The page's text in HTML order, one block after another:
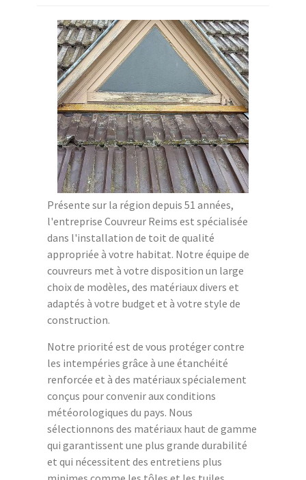
Présente sur la région depuis 51 années,
l'entreprise Couvreur Reims est spécialisée
dans l'installation de toit de qualité
appropriée à votre habitat. Notre équipe de
couvreurs met à votre disposition un large
choix de modèles, des matériaux divers et
adaptés à votre budget et à votre style de
construction.
Notre priorité est de vous protéger contre
les intempéries grâce à une étanchéité
renforcée et à des matériaux spécialement
conçus pour convenir aux conditions
météorologiques du pays. Nous
sélectionnons des matériaux haut de gamme
qui garantissent une plus grande durabilité
et qui nécessitent des entretiens plus